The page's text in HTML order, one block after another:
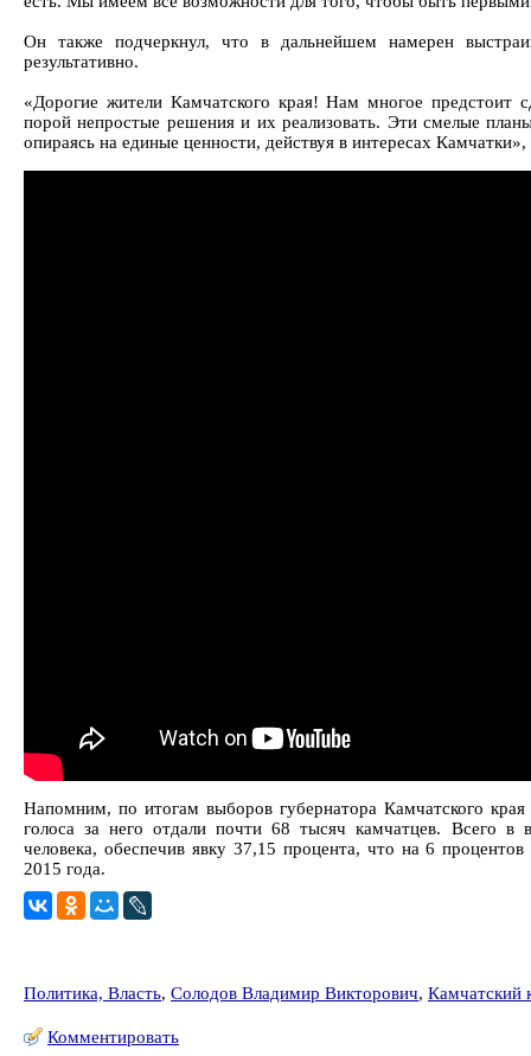
Он также подчеркнул, что в дальнейшем намерен
результативно.
«Дорогие жители Камчатского края! Нам многое предстоит
порой непростые решения и их реализовать. Эти смелые
опираясь на единые ценности, действуя в интересах
Напомним, по итогам выборов губернатора Камчатского
голоса за него отдали почти 68 тысяч камчатцев. Всего в
человека, обеспечив явку 37,15 процента, что на 6
2015 года.
Политика, Власть, Солодов Владимир Викторович, Камчатский
Комментировать